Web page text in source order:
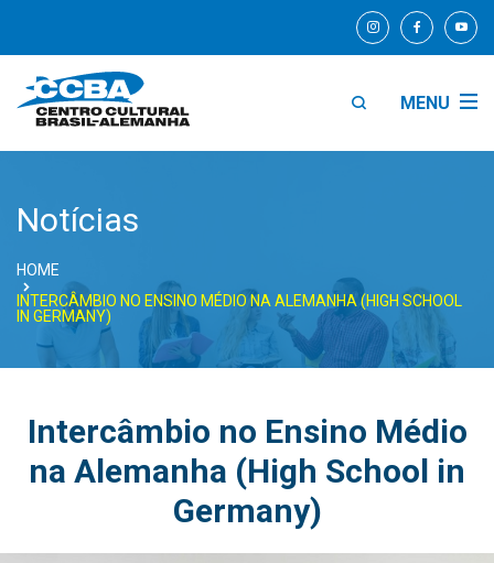
MENU
Notícias
HOME
INTERCÂMBIO NO ENSINO MÉDIO NA ALEMANHA (HIGH SCHOOL
IN GERMANY)
Intercâmbio no Ensino Médio
na Alemanha (High School in
Germany)